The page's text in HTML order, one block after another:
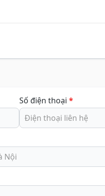
Số điện thoại *